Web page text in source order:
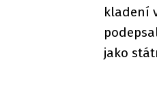
kladení
jako